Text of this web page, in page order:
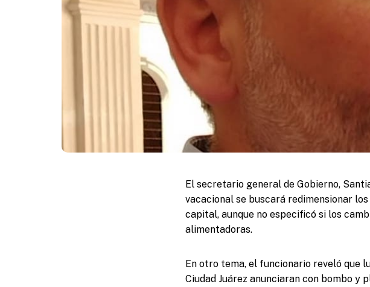
El secretario general de Gobierno,
vacacional se buscará redimensionar
capital, aunque no especificó si los
alimentadoras.
En otro tema, el funcionario reveló que
Ciudad Juárez anunciaran con bombo